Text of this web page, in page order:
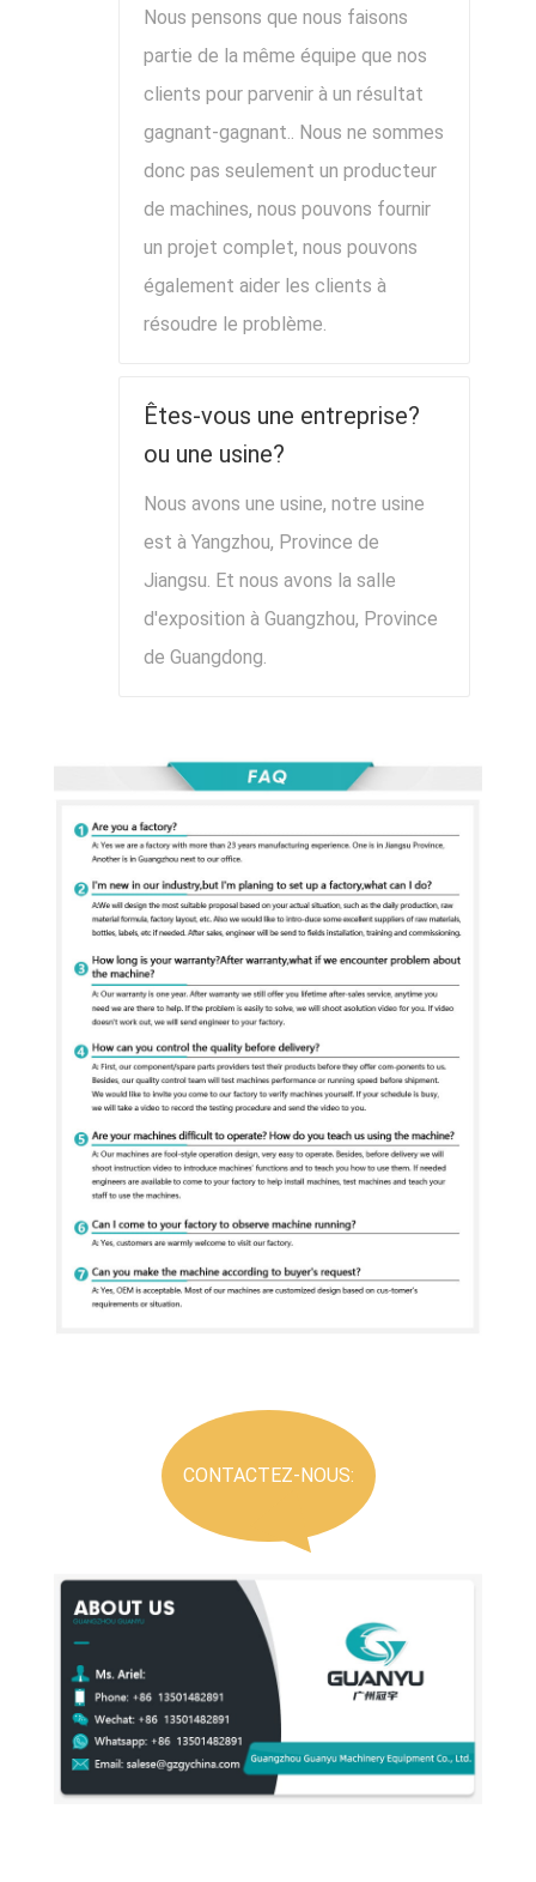
Nous pensons que nous faisons
partie de la même équipe que nos
clients pour parvenir à un résultat
gagnant-gagnant.. Nous ne sommes
donc pas seulement un producteur
de machines, nous pouvons fournir
un projet complet, nous pouvons
également aider les clients à
résoudre le problème.
Êtes-vous une entreprise?
ou une usine?
Nous avons une usine, notre usine
est à Yangzhou, Province de
Jiangsu. Et nous avons la salle
d'exposition à Guangzhou, Province
de Guangdong.
CONTACTEZ-NOUS: